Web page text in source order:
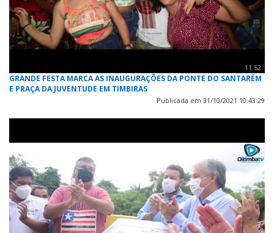
11:52
GRANDE FESTA MARCA AS INAUGURAÇÕES DA PONTE DO SANTARÉM
E PRAÇA DA JUVENTUDE EM TIMBIRAS
Publicada em 31/10/2021 10:43:29